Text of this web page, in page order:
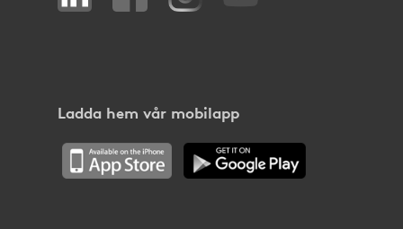
Ladda hem vår mobilapp